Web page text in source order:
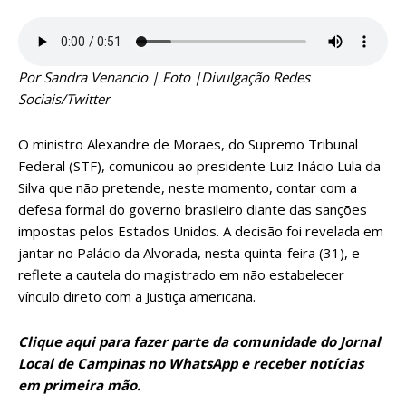
Por Sandra Venancio | Foto |Divulgação Redes
Sociais/Twitter
O ministro Alexandre de Moraes, do Supremo Tribunal
Federal (STF), comunicou ao presidente Luiz Inácio Lula da
Silva que não pretende, neste momento, contar com a
defesa formal do governo brasileiro diante das sanções
impostas pelos Estados Unidos. A decisão foi revelada em
jantar no Palácio da Alvorada, nesta quinta-feira (31), e
reflete a cautela do magistrado em não estabelecer
vínculo direto com a Justiça americana.
Clique aquipara fazer parte da comunidade do Jornal
Local de Campinas no WhatsApp e receber notícias
em primeira mão.